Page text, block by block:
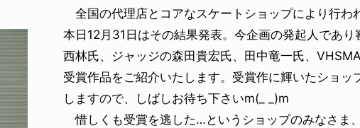
全国の代理店とコアなスケートショップにより行
本日12月31日はその結果発表。今企画の発起人であ
西林氏、ジャッジの森田貴宏氏、田中竜一氏、
受賞作品をご紹介いたします。受賞作に輝いたショ
しますので、しばしお待ち下さいm(_ _)m
惜しくも受賞を逃した…というショップのみなさま